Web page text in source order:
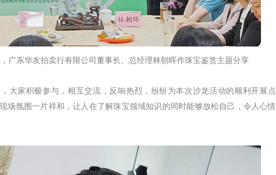
广东华友拍卖行有限公司董事长、总经理林朝晖作珠宝鉴赏主题分享
大家积极参与，相互交流，反响热烈，纷纷为本次沙龙活动的顺利开展点
场氛围一片祥和，让人在了解珠宝领域知识的同时能够放松自己，令人心情